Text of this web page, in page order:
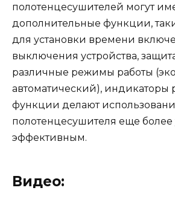
полотенцесушителей могут
дополнительные функции,
для установки времени
выключения устройства,
различные режимы работы
автоматический), индикаторы
функции делают
полотенцесушителя еще
эффективным.
Видео: